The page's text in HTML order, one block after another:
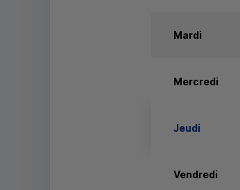
Mardi
Mercredi
Jeudi
Vendredi